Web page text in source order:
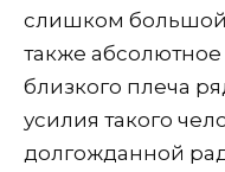
слишком большой
также абсолютное
близкого плеча
усилия такого
долгожданной